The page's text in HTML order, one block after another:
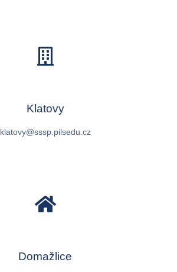
Klatovy
klatovy@sssp.pilsedu.cz
Domažlice